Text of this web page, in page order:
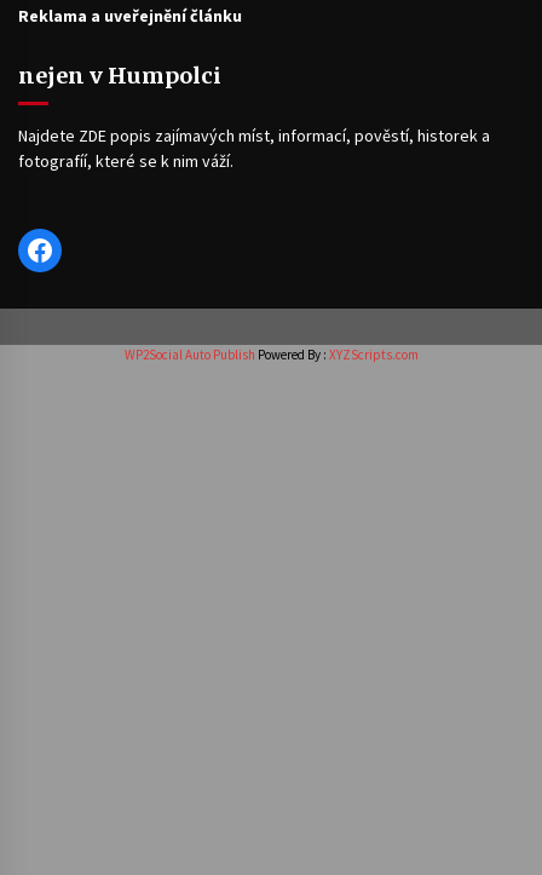
Reklama a uveřejnění článku
nejen v Humpolci
Najdete ZDE popis zajímavých míst, informací, pověstí, historek a
fotografíí, které se k nim váží.
Facebook
WP2Social Auto Publish Powered By : XYZScripts.com